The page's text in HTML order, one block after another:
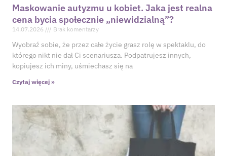
Maskowanie autyzmu u kobiet. Jaka jest realna
cena bycia społecznie „niewidzialną”?
14.07.2026 Brak komentarzy
Wyobraź sobie, że przez całe życie grasz rolę w spektaklu, do
którego nikt nie dał Ci scenariusza. Podpatrujesz innych,
kopiujesz ich miny, uśmiechasz się na
Czytaj więcej »